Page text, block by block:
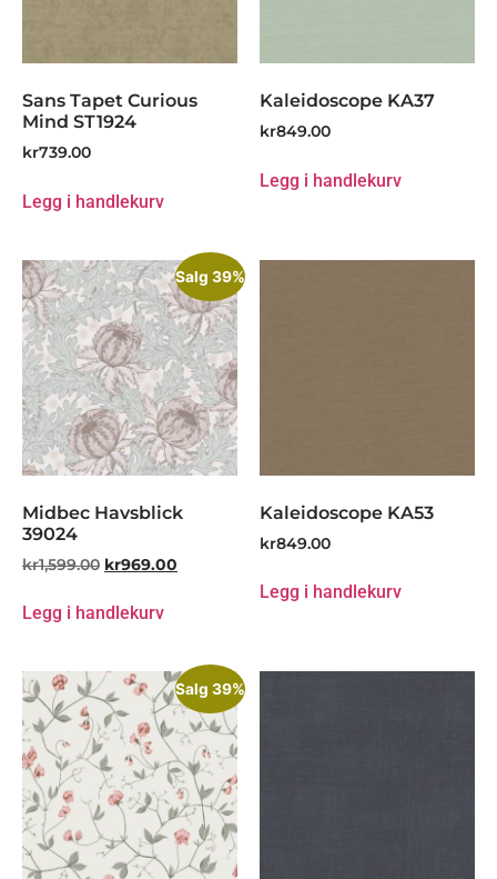
Sans Tapet Curious
Mind ST1924
kr739.00
Legg i handlekurv
Kaleidoscope KA37
kr849.00
Legg i handlekurv
Salg 39%
Midbec Havsblick
39024
kr1,599.00 kr969.00
Legg i handlekurv
Kaleidoscope KA53
kr849.00
Legg i handlekurv
Salg 39%